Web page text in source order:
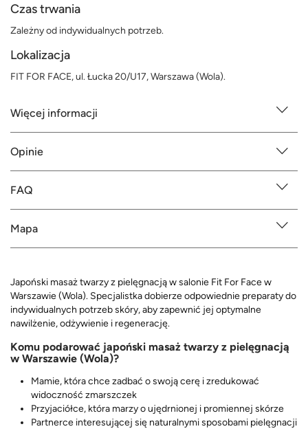
Czas trwania
Zależny od indywidualnych potrzeb.
Lokalizacja
FIT FOR FACE, ul. Łucka 20/U17, Warszawa (Wola).
Więcej informacji
Opinie
FAQ
Mapa
Japoński masaż twarzy z pielęgnacją w salonie Fit For Face w
Warszawie (Wola). Specjalistka dobierze odpowiednie preparaty do
indywidualnych potrzeb skóry, aby zapewnić jej optymalne
nawilżenie, odżywienie i regenerację.
Komu podarować japoński masaż twarzy z pielęgnacją
w Warszawie (Wola)?
Mamie, która chce zadbać o swoją cerę i zredukować
widoczność zmarszczek
Przyjaciółce, która marzy o ujędrnionej i promiennej skórze
Partnerce interesującej się naturalnymi sposobami pielęgnacji